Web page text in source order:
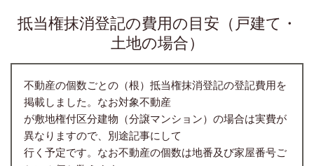
抵当権抹消登記の費用の目安（戸建て・
土地の場合）
不動産の個数ごとの（根）抵当権抹消登記の登記費用を
掲載しました。なお対象不動産
が敷地権付区分建物（分譲マンション）の場合は実費が
異なりますので、別途記事にして
行く予定です。なお不動産の個数は地番及び家屋番号ご